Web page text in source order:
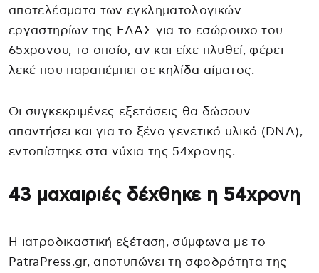
αποτελέσματα των εγκληματολογικών
εργαστηρίων της ΕΛΑΣ για το εσώρουχο του
65χρονου, το οποίο, αν και είχε πλυθεί, φέρει
λεκέ που παραπέμπει σε κηλίδα αίματος.
Οι συγκεκριμένες εξετάσεις θα δώσουν
απαντήσει και για το ξένο γενετικό υλικό (DNA),
εντοπίστηκε στα νύχια της 54χρονης.
43 μαχαιριές δέχθηκε η 54χρονη
Η ιατροδικαστική εξέταση, σύμφωνα με το
PatraPress.gr, αποτυπώνει τη σφοδρότητα της